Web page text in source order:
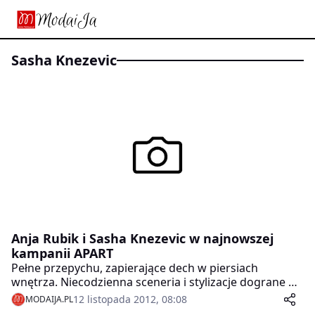
Sasha Knezevic
Anja Rubik i Sasha Knezevic w najnowszej
kampanii APART
Pełne przepychu, zapierające dech w piersiach
wnętrza. Niecodzienna sceneria i stylizacje dograne do
perfekcji, jakby przeniesione z kultowych filmów
Hollywood. To magiczny świat najnowszej sesji
MODAIJA.PL12 listopada 2012, 08:08